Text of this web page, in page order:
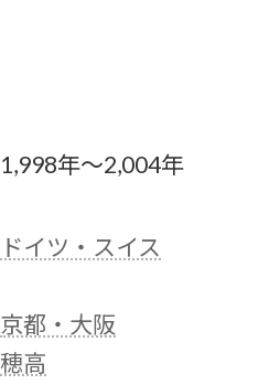
1,998年～2,004年
ドイツ・スイス
京都・大阪
穂高